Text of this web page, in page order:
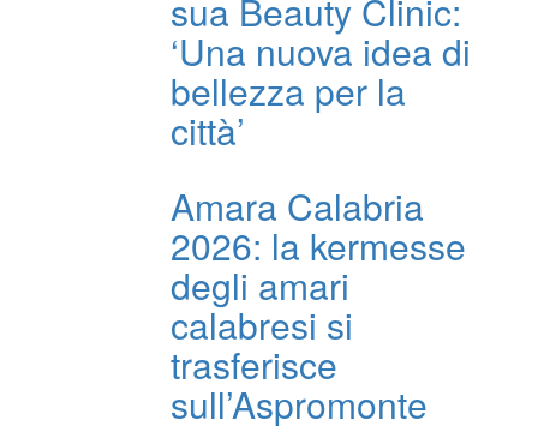
sua Beauty Clinic:
‘Una nuova idea di
bellezza per la
città’
Amara Calabria
2026: la kermesse
degli amari
calabresi si
trasferisce
sull’Aspromonte